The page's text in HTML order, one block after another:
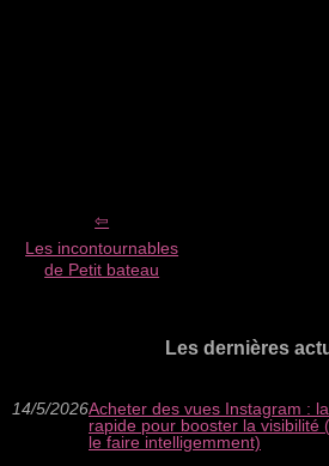
Les incontournables
de Petit bateau
Les dernières
14/5/2026Acheter des vues Instagram :
rapide pour booster la visibilité
le faire intelligemment)